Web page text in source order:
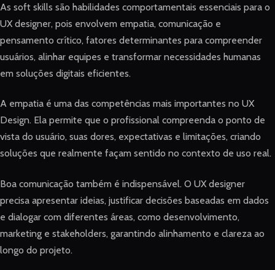
As soft skills são habilidades comportamentais essenciais para o
UX designer, pois envolvem empatia, comunicação e
pensamento crítico, fatores determinantes para compreender
usuários, alinhar equipes e transformar necessidades humanas
em soluções digitais eficientes.
A empatia é uma das competências mais importantes no UX
Design. Ela permite que o profissional compreenda o ponto de
vista do usuário, suas dores, expectativas e limitações, criando
soluções que realmente façam sentido no contexto de uso real.
Boa comunicação também é indispensável. O UX designer
precisa apresentar ideias, justificar decisões baseadas em dados
e dialogar com diferentes áreas, como desenvolvimento,
marketing e stakeholders, garantindo alinhamento e clareza ao
longo do projeto.